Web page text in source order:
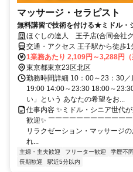
マッサージ・セラピスト
無料講習で技術を付ける★ミドル・
ほぐしの達人 王子店(合同会社
交通・アクセス 王子駅から徒歩
原駅から徒歩15分、栄町駅から
1業務あたり 2,109円～3,288円（
東京都東京23区北区
勤務時間詳細 10：00～23：30
19:00 14:00～23:30 18:00～
い」という あなたの希望をお...
仕事内容 ✨ミドル・シニア世代
歓迎✨ ￣￣￣￣￣￣￣￣￣￣￣
リラクゼーション・マッサージ
れ...
主婦・主夫歓迎 フリーター歓迎 学歴不問
長期歓迎
駅近5分以内